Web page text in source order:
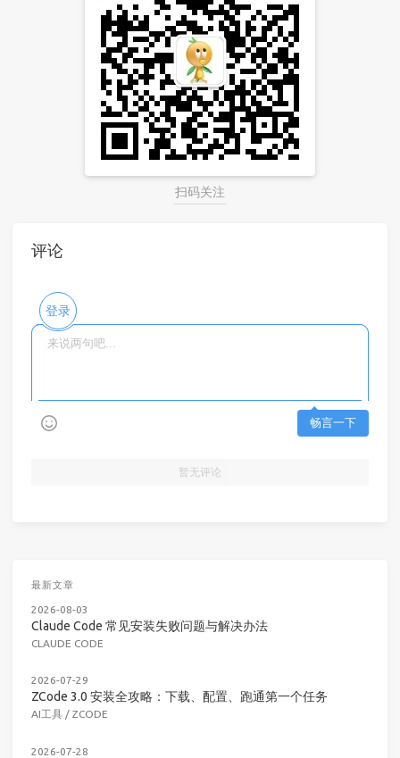
扫码关注
评论
登录
畅言一下
暂无评论
最新文章
2026-08-03
Claude Code 常见安装失败问题与解决办法
CLAUDE CODE
2026-07-29
ZCode 3.0 安装全攻略：下载、配置、跑通第一个任务
AI工具 / ZCODE
2026-07-28